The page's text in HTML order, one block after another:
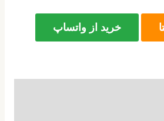
خرید از واتساپ